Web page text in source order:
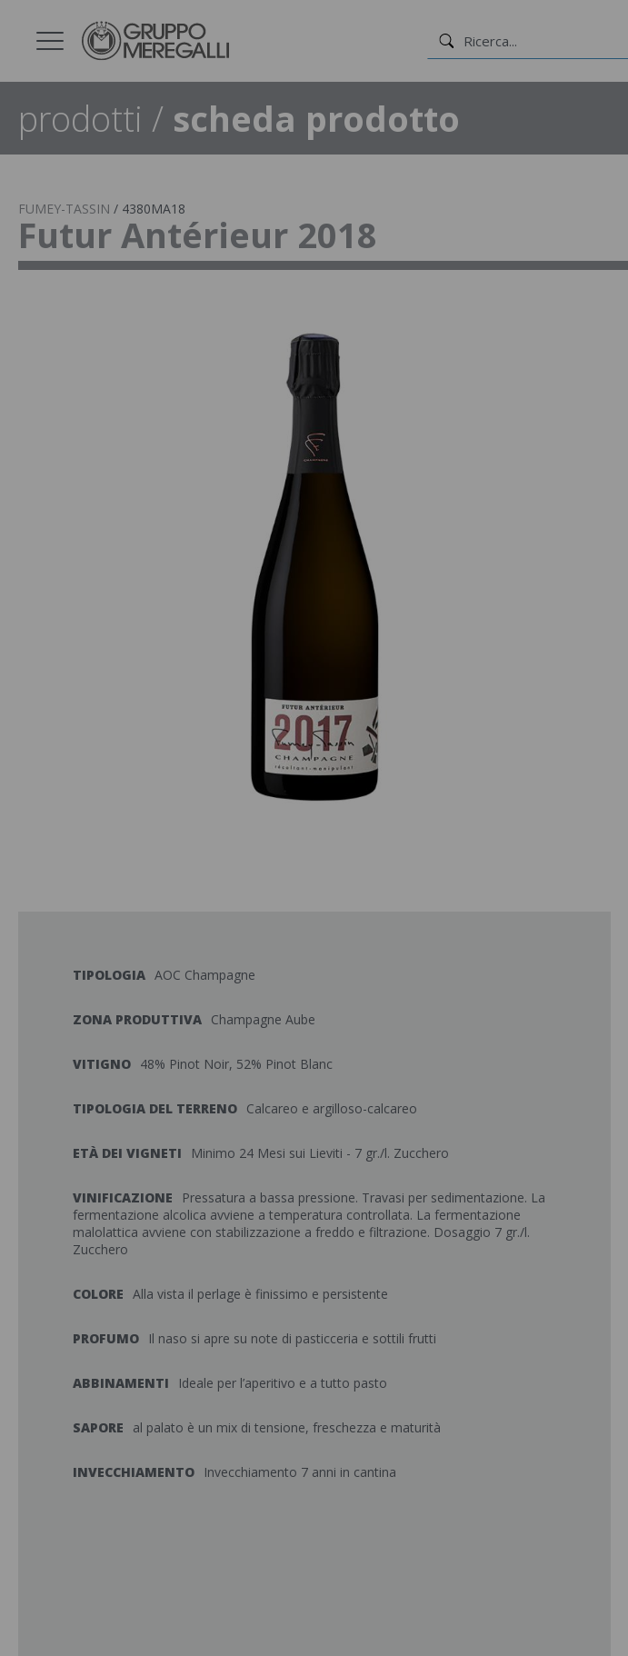
prodotti / scheda prodotto
FUMEY-TASSIN / 4380MA18
Futur Antérieur 2018
TIPOLOGIA AOC Champagne
ZONA PRODUTTIVA Champagne Aube
VITIGNO 48% Pinot Noir, 52% Pinot Blanc
TIPOLOGIA DEL TERRENO Calcareo e argilloso-calcareo
ETÀ DEI VIGNETI Minimo 24 Mesi sui Lieviti - 7 gr./l. Zucchero
VINIFICAZIONE
Pressatura a bassa pressione. Travasi per sedimentazione. La
fermentazione alcolica avviene a temperatura controllata. La fermentazione
malolattica avviene con stabilizzazione a freddo e filtrazione. Dosaggio 7 gr./l.
Zucchero
COLORE Alla vista il perlage è finissimo e persistente
PROFUMO Il naso si apre su note di pasticceria e sottili frutti
ABBINAMENTI Ideale per l’aperitivo e a tutto pasto
SAPORE al palato è un mix di tensione, freschezza e maturità
INVECCHIAMENTO Invecchiamento 7 anni in cantina